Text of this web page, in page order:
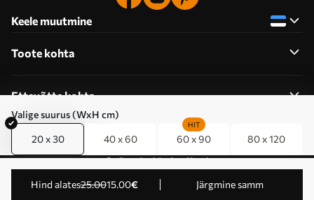
Valige suurus (WxH cm)
20 x 30 40 x 60 60 x 90
HIT
80 x 120
Hind alates25.0015.00€ Järgmine samm
Keele muutmine
Toote kohta
Ettevõtte kohta
Redigeerige küpsiste õigusi
© 2011-2026 Uwalls . Kõik õigused kaitstud.
Tegevustaseme KLW Sp. z o.o. VAT ID: PL9223057591.